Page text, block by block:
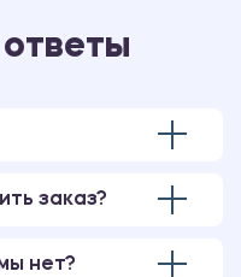
заказ?
нет?